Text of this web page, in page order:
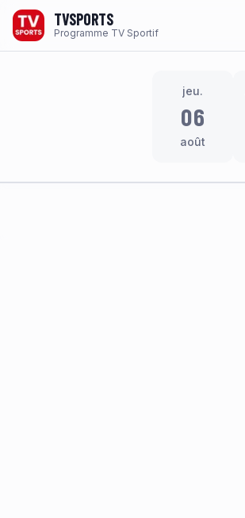
TVSPORTS
Programme TV Sportif
jeu.
06
août